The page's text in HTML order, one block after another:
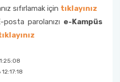
sıfırlamak için tıklayınız
parolanızı e-Kampüs